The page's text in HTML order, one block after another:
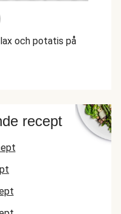
och potatis på
recept